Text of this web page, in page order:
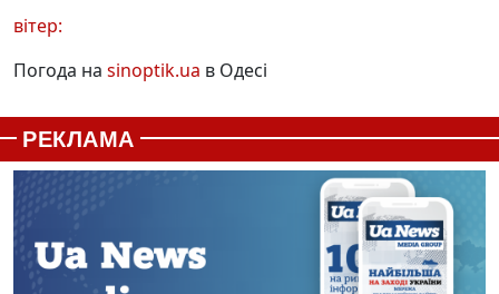
вітер:
Погода на sinoptik.ua в Одесі
РЕКЛАМА